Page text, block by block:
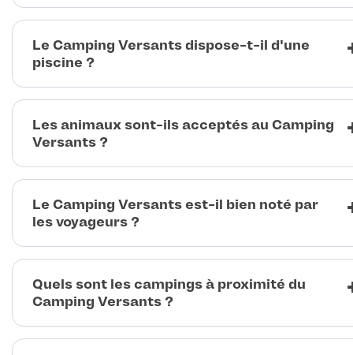
Le Camping Versants dispose-t-il d'une
piscine ?
Les animaux sont-ils acceptés au Camping
Versants ?
Le Camping Versants est-il bien noté par
les voyageurs ?
Quels sont les campings à proximité du
Camping Versants ?